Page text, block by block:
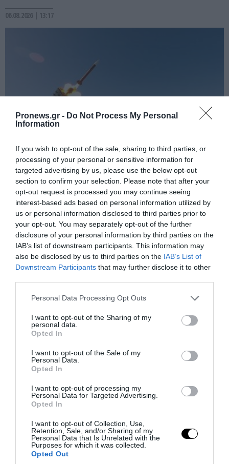
Pronews.gr - Do Not Process My Personal
Information
If you wish to opt-out of the sale, sharing to third parties, or
processing of your personal or sensitive information for
targeted advertising by us, please use the below opt-out
section to confirm your selection. Please note that after your
opt-out request is processed you may continue seeing
interest-based ads based on personal information utilized by
us or personal information disclosed to third parties prior to
your opt-out. You may separately opt-out of the further
disclosure of your personal information by third parties on the
IAB’s list of downstream participants. This information may
also be disclosed by us to third parties on the IAB’s List of
Downstream Participants that may further disclose it to other
Please note that this website/app uses one or more Google
not limited to your visit or usage behaviour. You may click to
grant or deny consent to Google and its third-party tags to
use your data for below specified purposes in below Google
consent section.
Personal Data Processing Opt Outs
I want to opt-out of the Sharing of my
personal data.
Opted In
I want to opt-out of the Sale of my
Personal Data.
Opted In
I want to opt-out of processing my
Personal Data for Targeted Advertising.
Opted In
I want to opt-out of Collection, Use,
Retention, Sale, and/or Sharing of my
Personal Data that Is Unrelated with the
Purposes for which it was collected.
Opted Out
06.08.2026 | 13:17
PRONEWS.GR /ΕΝΟΠΛΕΣ ΣΥΓΚΡΟΥΣΕΙΣ
Το Κίεβο δεν κατάφερε να καταρρίψει
ούτε έναν από τους 38 ρωσικούς
πυραύλους που εκτοξεύτηκαν εναντίον
του
06.08.2026 | 10:43
PRONEWS.GR /ΕΝΟΠΛΕΣ ΣΥΓΚΡΟΥΣΕΙΣ
Ουκρανία: Σε «στάχτες» μετατράπηκαν
στρατιωτικός εξοπλισμός και οχήματα
στο Κίεβο μετά από ρωσικά πλήγματα
(βίντεο)